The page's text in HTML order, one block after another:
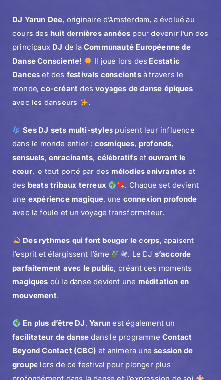
DJ Yarun Dee, originaire d’Amsterdam, a évolué au
cours des huit dernières années pour devenir l’un des
principaux DJ de laCommunauté Européenne de
Danse Consciente! Il joue lors des Ecstatic
Dances et des festivals conscientsà travers le
monde,co-créant desvoyages de danse épiques
avec les danseurs
.
Ses DJ sets multi-styles puisent leur influence
dans le monde entier : cosmiques, profonds,
sensuels,enracinants, célébratifset ouvrant le
cœur, le tout porté par des mélodies enivrantes et
des beats tribaux terreux
. Chaque set devient
une expérience magique, une connexion profonde
avec la foule et un voyage transformateur.
Des rythmes qui font bouger le corps, apaisent
l’esprit et élargissent l’âme
. Le DJ s’accorde
parfaitement avec le public, créant des moments
magiques où la danse devient une méditation en
mouvement.
En plus d’être DJ,Yarun est également un
facilitateur de danse dans le programmeContact
Beyond Contact (CBC) et animera unesession de
groupe lors de ce festival pour plonger plus